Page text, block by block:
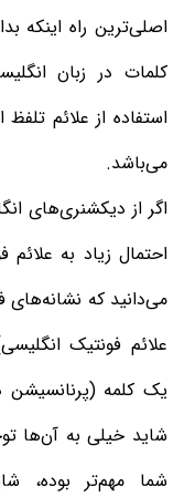
اصلی‌ترین راه اینکه
کلمات در زبان
استفاده از علائم تلفظ
می‌باشد.
اگر از دیکشنری‌های
احتمال زیاد به علائم
می‌دانید که نشانه‌های
علائم فونتیک
یک کلمه (پرنانسیشن
شاید خیلی به آن‌ها
شما مهم‌تر بوده،